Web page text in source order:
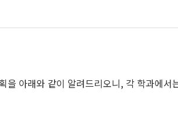
을 아래와 같이 알려드리오니, 각 학과에서